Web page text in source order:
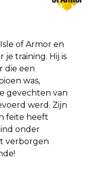
of Armor en
je training. Hij is
die een
was,
gevechten van
werd. Zijn
feite heeft
onder
verborgen